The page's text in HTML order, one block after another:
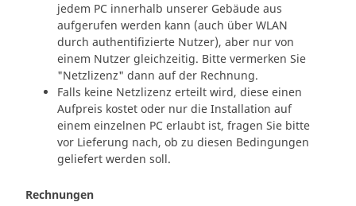
jedem PC innerhalb unserer Gebäude aus
aufgerufen werden kann (auch über WLAN
durch authentifizierte Nutzer), aber nur von
einem Nutzer gleichzeitig. Bitte vermerken Sie
"Netzlizenz" dann auf der Rechnung.
Falls keine Netzlizenz erteilt wird, diese einen
Aufpreis kostet oder nur die Installation auf
einem einzelnen PC erlaubt ist, fragen Sie bitte
vor Lieferung nach, ob zu diesen Bedingungen
geliefert werden soll.
Rechnungen